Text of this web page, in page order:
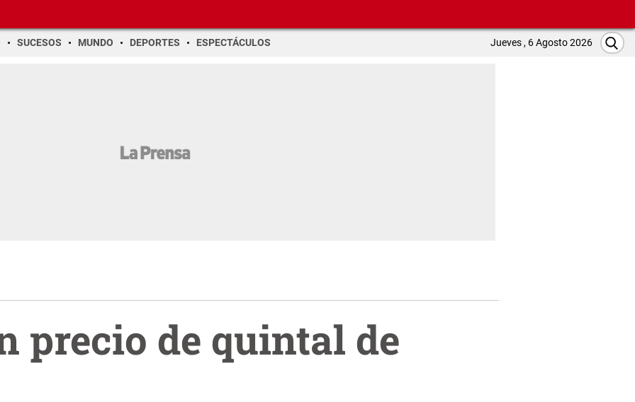
SUCESOS MUNDO DEPORTES ESPECTÁCULOS Jueves , 6 Agosto 2026
precio de quintal de